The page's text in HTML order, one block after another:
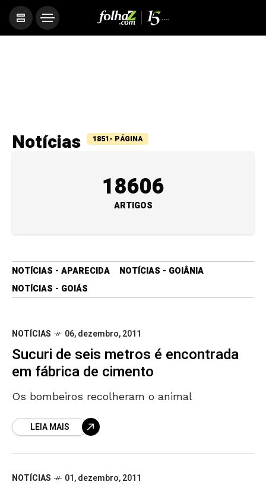
Notícias 1851- PÁGINA
18606
ARTIGOS
NOTÍCIAS - APARECIDA
NOTÍCIAS - GOIÂNIA
NOTÍCIAS - GOIÁS
NOTÍCIAS 06, dezembro, 2011
Sucuri de seis metros é encontrada
em fábrica de cimento
Os bombeiros recolheram o animal
LEIA MAIS
NOTÍCIAS 01, dezembro, 2011